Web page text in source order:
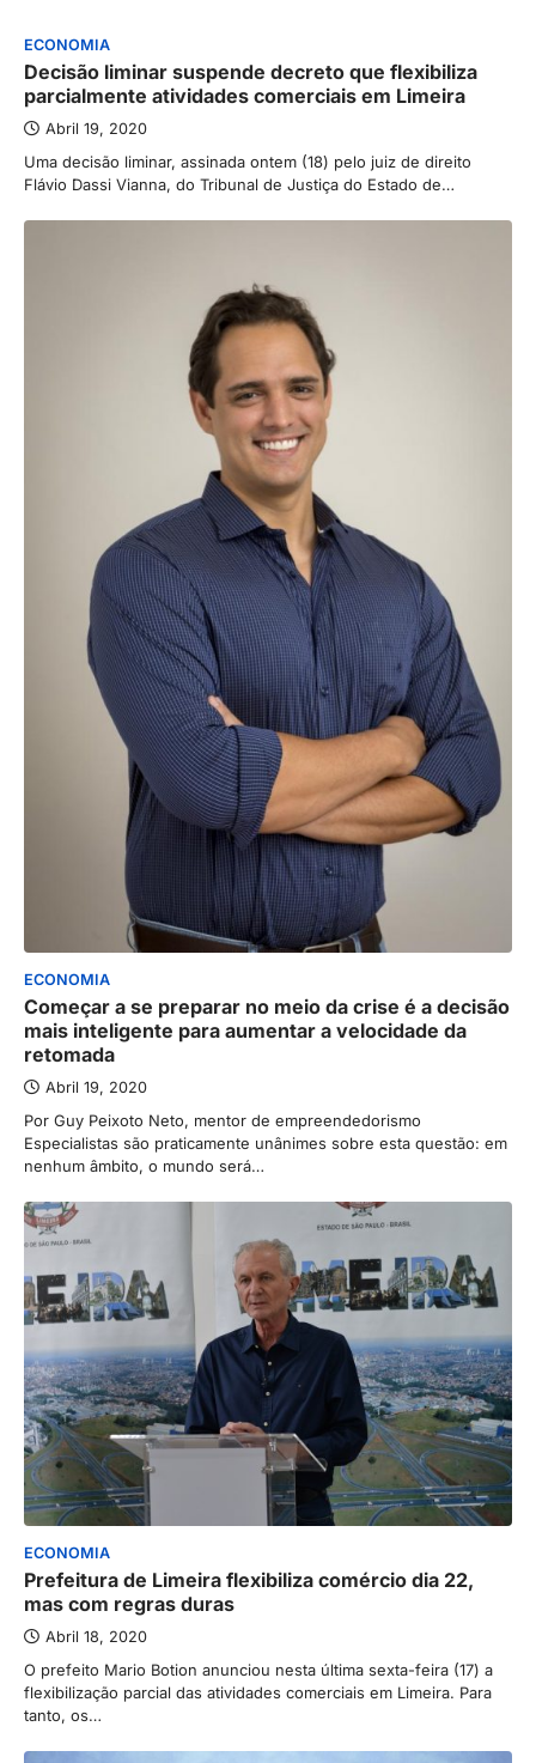
ECONOMIA
Decisão liminar suspende decreto que flexibiliza
parcialmente atividades comerciais em Limeira
Abril 19, 2020
Uma decisão liminar, assinada ontem (18) pelo juiz de direito
Flávio Dassi Vianna, do Tribunal de Justiça do Estado de…
ECONOMIA
Começar a se preparar no meio da crise é a decisão
mais inteligente para aumentar a velocidade da
retomada
Abril 19, 2020
Por Guy Peixoto Neto, mentor de empreendedorismo
Especialistas são praticamente unânimes sobre esta questão: em
nenhum âmbito, o mundo será…
ECONOMIA
Prefeitura de Limeira flexibiliza comércio dia 22,
mas com regras duras
Abril 18, 2020
O prefeito Mario Botion anunciou nesta última sexta-feira (17) a
flexibilização parcial das atividades comerciais em Limeira. Para
tanto, os…